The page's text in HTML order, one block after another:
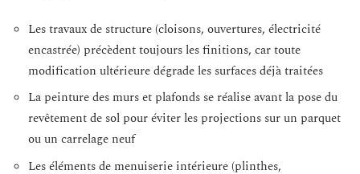
Les travaux de structure (cloisons, ouvertures, électricité
encastrée) précèdent toujours les finitions, car toute
modification ultérieure dégrade les surfaces déjà traitées
La peinture des murs et plafonds se réalise avant la pose du
revêtement de sol pour éviter les projections sur un parquet
ou un carrelage neuf
Les éléments de menuiserie intérieure (plinthes,